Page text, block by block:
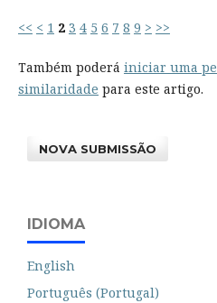
<< < 1 2 3 4 5 6 7 8 9 > >>
Também poderá iniciar uma
similaridade para este artigo.
NOVA SUBMISSÃO
IDIOMA
English
Português (Portugal)